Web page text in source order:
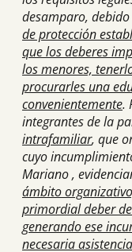
desamparo,
de protección
que los deberes
los menores,
procurarles una
convenientemente.
integrantes de la
intrafamiliar, que
cuyo
Mariano ,
ámbito
primordial deber
generando ese
necesaria